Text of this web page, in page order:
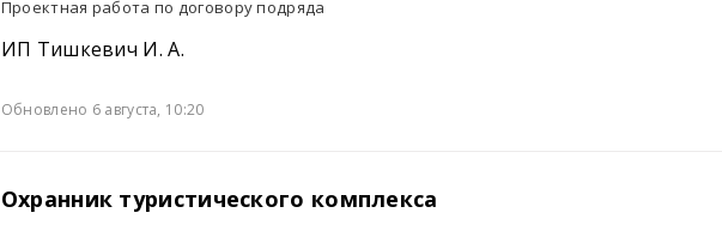
Проектная работа по договору подряда
ИП Тишкевич И. А.
Обновлено 6 августа, 10:20
Охранник туристического комплекса